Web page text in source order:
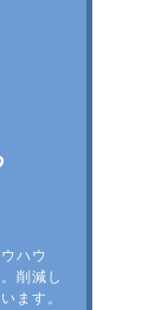
ハウ
削減し
ます。